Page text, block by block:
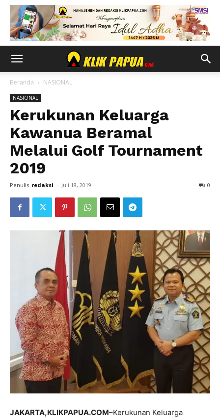
Beranda NASIONAL
NASIONAL
Kerukunan Keluarga
Kawanua Beramal
Melalui Golf Tournament
2019
Penulis redaksi - Juli 18, 2019 0
JAKARTA,KLIKPAPUA.COM–Kerukunan Keluarga